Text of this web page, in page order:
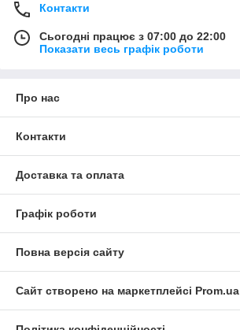
Контакти
Сьогодні працює з 07:00 до 22:00
Показати весь графік роботи
Про нас
Контакти
Доставка та оплата
Графік роботи
Повна версія сайту
Сайт створено на маркетплейсі Prom.ua